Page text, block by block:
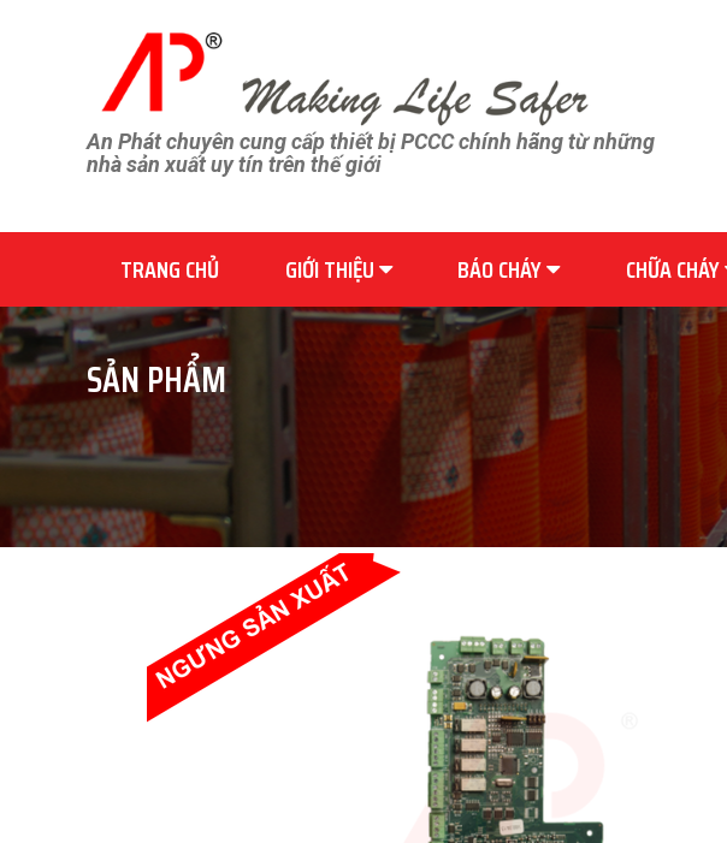
An Phát chuyên cung cấp thiết bị PCCC chính hãng từ những
nhà sản xuất uy tín trên thế giới
TRANG CHỦ GIỚI THIỆU BÁO CHÁY CHỮA CHÁY
SẢN PHẨM